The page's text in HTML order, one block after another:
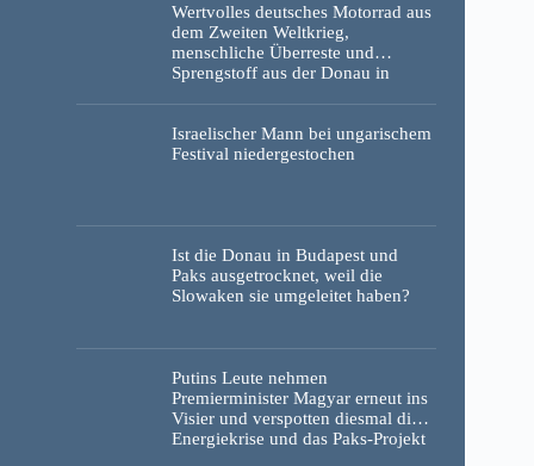
Wertvolles deutsches Motorrad aus
dem Zweiten Weltkrieg,
menschliche Überreste und
Sprengstoff aus der Donau in
Israelischer Mann bei ungarischem
Festival niedergestochen
Ist die Donau in Budapest und
Paks ausgetrocknet, weil die
Slowaken sie umgeleitet haben?
Putins Leute nehmen
Premierminister Magyar erneut ins
Visier und verspotten diesmal die
Energiekrise und das Paks-Projekt